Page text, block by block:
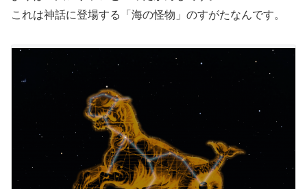
これは神話に登場する「海の怪物」のすがたなんです。